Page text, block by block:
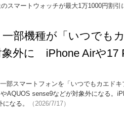
スマートウォッチが最大1万1000円割引
一部機種が「いつでも
外に iPhone Airや17
部スマートフォンを「いつでもカエド
AQUOS sense9などが対象外になる。
なる。
（2026/7/17）